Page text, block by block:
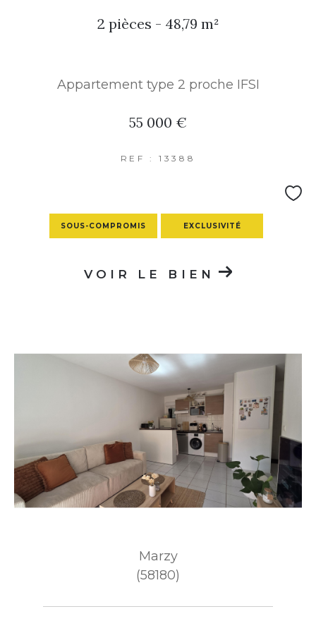
2 pièces - 48,79 m²
Appartement type 2 proche IFSI
55 000 €
REF : 13388
SOUS-COMPROMIS EXCLUSIVITÉ
VOIR LE BIEN
Marzy
(58180)
FILTRER PAR